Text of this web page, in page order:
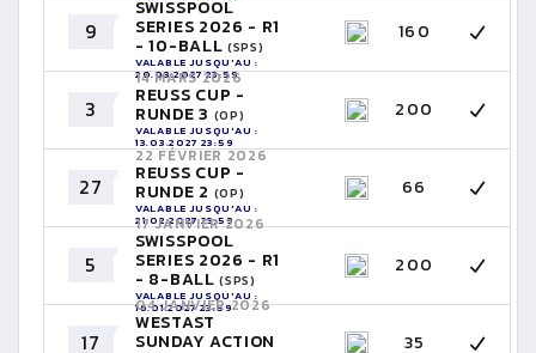
9
SWISSPOOL
SERIES 2026 - R1
- 10-BALL (SPS)
VALABLE JUSQU'AU :
20.03.2027 23:59
160
3
14 MARS 2026
REUSS CUP -
RUNDE 3 (OP)
VALABLE JUSQU'AU :
13.03.2027 23:59
200
27
22 FÉVRIER 2026
REUSS CUP -
RUNDE 2 (OP)
VALABLE JUSQU'AU :
21.02.2027 23:59
66
5
17 JANVIER 2026
SWISSPOOL
SERIES 2026 - R1
- 8-BALL(SPS)
VALABLE JUSQU'AU :
16.01.2027 23:59
200
17
04 JANVIER 2026
WESTAST
SUNDAY ACTION 35